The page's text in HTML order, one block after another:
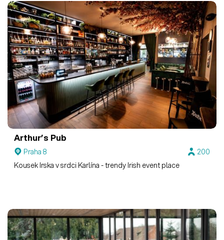
Arthur’s Pub
Praha 8
200
Kousek Irska v srdci Karlína - trendy Irish event place